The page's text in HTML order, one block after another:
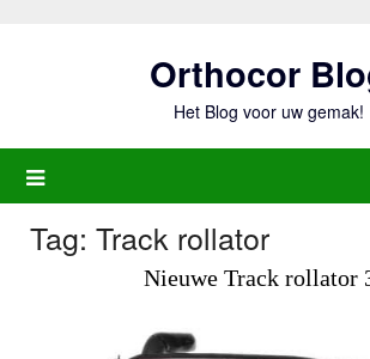
Orthocor
Het Blog voor uw gemak!
Tag: Track rollator
Nieuwe Track rollator